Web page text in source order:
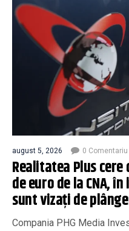
august 5, 2026 0 Comentariu
Realitatea Plus
de euro de la CNA,
sunt vizați de
Compania PHG Media